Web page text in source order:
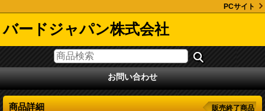
PCサイト
バードジャパン株式会社
お問い合わせ
商品詳細 販売終了商品